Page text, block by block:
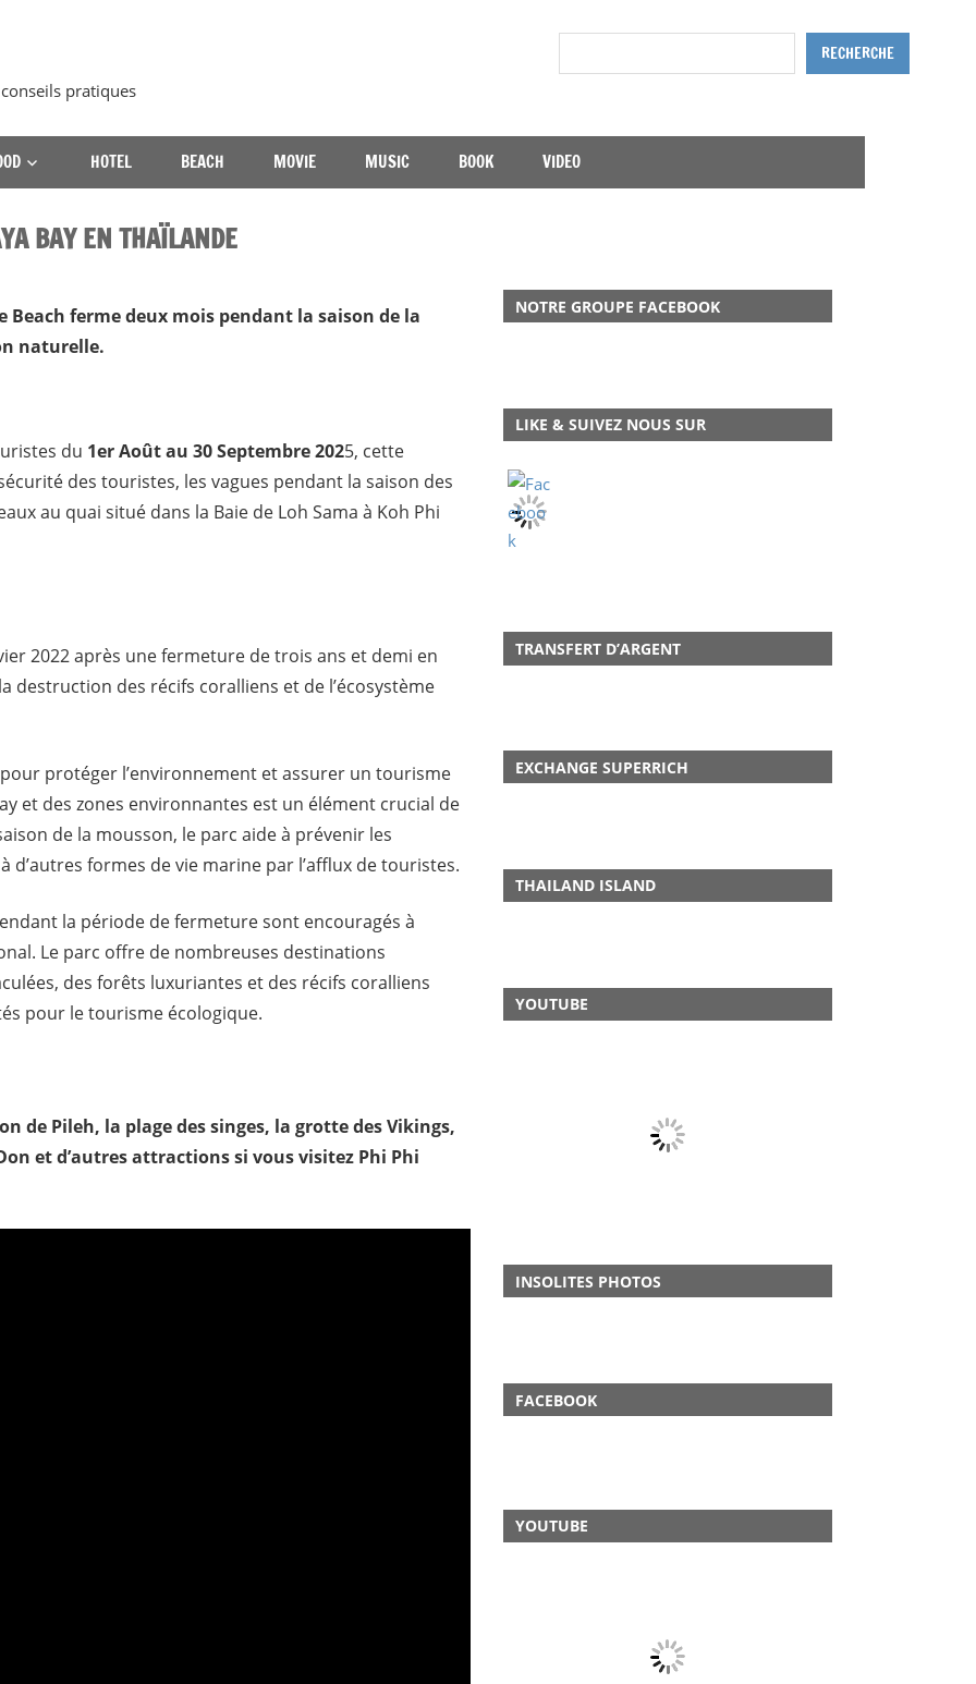
pratiques
RECHERCHE
HOTEL BEACH MOVIE MUSIC BOOK VIDEO
BAY EN THAÏLANDE
Beach ferme deux mois pendant la saison de la
naturelle.
du 1er Août au 30 Septembre 2025, cette
des touristes, les vagues pendant la saison des
au quai situé dans la Baie de Loh Sama à Koh Phi
2022 après une fermeture de trois ans et demi en
des récifs coralliens et de l’écosystème
protéger l’environnement et assurer un tourisme
et des zones environnantes est un élément crucial de
de la mousson, le parc aide à prévenir les
d’autres formes de vie marine par l’afflux de touristes.
la période de fermeture sont encouragés à
Le parc offre de nombreuses destinations
des forêts luxuriantes et des récifs coralliens
pour le tourisme écologique.
de Pileh, la plage des singes, la grotte des Vikings,
et d’autres attractions si vous visitez Phi Phi
NOTRE GROUPE FACEBOOK
LIKE & SUIVEZ NOUS SUR
TRANSFERT D’ARGENT
EXCHANGE SUPERRICH
THAILAND ISLAND
YOUTUBE
INSOLITES PHOTOS
FACEBOOK
YOUTUBE